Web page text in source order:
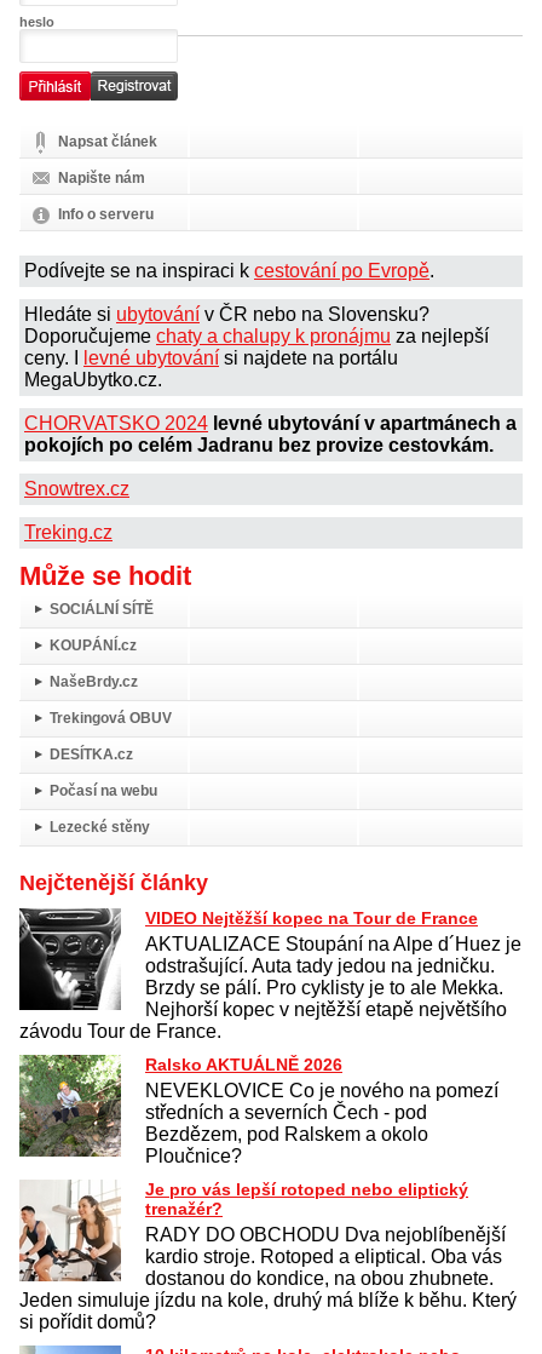
heslo
Napsat článek
Napište nám
Info o serveru
Podívejte se na inspiraci k cestování po Evropě.
Hledáte si ubytování v ČR nebo na Slovensku?
Doporučujeme chaty a chalupy k pronájmu za nejlepší
ceny. I
levné ubytování si najdete na portálu
MegaUbytko.cz.
CHORVATSKO 2024 levné ubytování v apartmánech a
pokojích po celém Jadranu bez provize cestovkám.
Snowtrex.cz
Treking.cz
Může se hodit
SOCIÁLNÍ SÍTĚ
KOUPÁNÍ.cz
NašeBrdy.cz
Trekingová OBUV
DESÍTKA.cz
Počasí na webu
Lezecké stěny
Nejčtenější články
VIDEO Nejtěžší kopec na Tour de France
AKTUALIZACE Stoupání na Alpe d´Huez je
odstrašující. Auta tady jedou na jedničku.
Brzdy se pálí. Pro cyklisty je to ale Mekka.
Nejhorší kopec v nejtěžší etapě největšího
závodu Tour de France.
Ralsko AKTUÁLNĚ 2026
NEVEKLOVICE Co je nového na pomezí
středních a severních Čech - pod
Bezdězem, pod Ralskem a okolo
Ploučnice?
Je pro vás lepší rotoped nebo eliptický
trenažér?
RADY DO OBCHODU Dva nejoblíbenější
kardio stroje. Rotoped a eliptical. Oba vás
dostanou do kondice, na obou zhubnete.
Jeden simuluje jízdu na kole, druhý má blíže k běhu. Který
si pořídit domů?